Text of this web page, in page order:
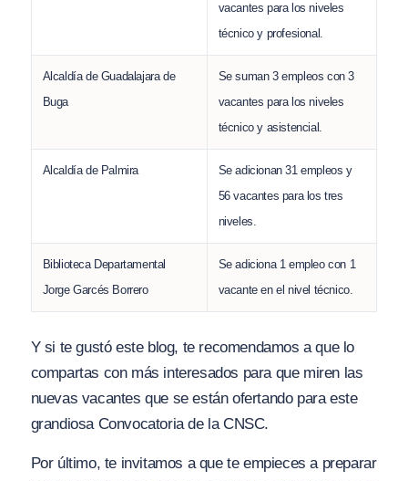
vacantes para los niveles
técnico y profesional.
Alcaldía de Guadalajara de
Buga
Se suman 3 empleos con 3
vacantes para los niveles
técnico y asistencial.
Alcaldía de Palmira
Se adicionan 31 empleos y
56 vacantes para los tres
niveles.
Biblioteca Departamental
Jorge Garcés Borrero
Se adiciona 1 empleo con 1
vacante en el nivel técnico.
Y si te gustó este blog, te recomendamos a que lo
compartas con más interesados para que miren las
nuevas vacantes que se están ofertando para este
grandiosa Convocatoria de la CNSC.
Por último, te invitamos a que te empieces a preparar